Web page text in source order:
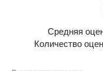
Средняя
Количество